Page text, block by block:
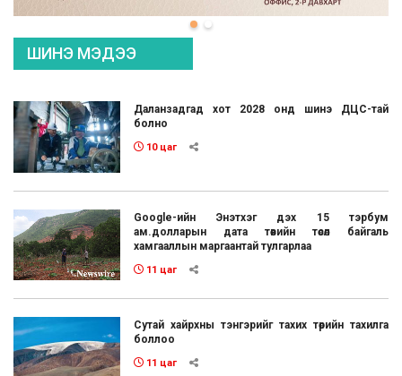
ШИНЭ МЭДЭЭ
Даланзадгад хот 2028 онд шинэ ДЦС-тай
болно
10 цаг
Google-ийн Энэтхэг дэх 15 тэрбум
ам.долларын дата төвийн төсөл байгаль
хамгааллын маргаантай тулгарлаа
11 цаг
Сутай хайрхны тэнгэрийг тахих төрийн тахилга
боллоо
11 цаг